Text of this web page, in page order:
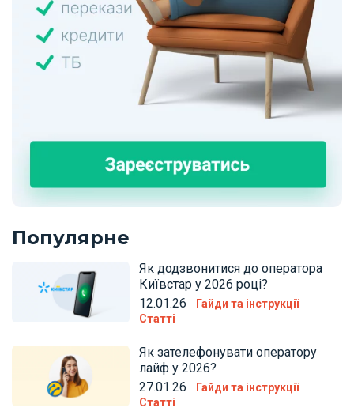
Популярне
Як додзвонитися до оператора
Київстар у 2026 році?
12.01.26
Гайди та інструкції
Статті
Як зателефонувати оператору
лайф у 2026?
27.01.26
Гайди та інструкції
Статті